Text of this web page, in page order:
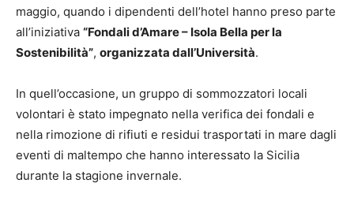
maggio, quando i dipendenti dell’hotel hanno preso parte
all’iniziativa “Fondali d’Amare – Isola Bella per la
Sostenibilità”, organizzata dall’Università.
In quell’occasione, un gruppo di sommozzatori locali
volontari è stato impegnato nella verifica dei fondali e
nella rimozione di rifiuti e residui trasportati in mare dagli
eventi di maltempo che hanno interessato la Sicilia
durante la stagione invernale.